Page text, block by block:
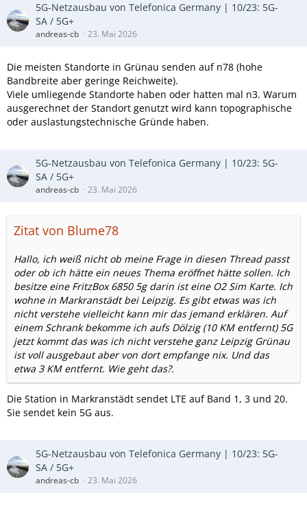
5G-Netzausbau von Telefonica Germany | 10/23: 5G-
SA / 5G+
andreas-cb 23. Mai 2026
Die meisten Standorte in Grünau senden auf n78 (hohe
Bandbreite aber geringe Reichweite).
Viele umliegende Standorte haben oder hatten mal n3. Warum
ausgerechnet der Standort genutzt wird kann topographische
oder auslastungstechnische Gründe haben.
5G-Netzausbau von Telefonica Germany | 10/23: 5G-
SA / 5G+
andreas-cb 23. Mai 2026
Zitat von Blume78
Hallo, ich weiß nicht ob meine Frage in diesen Thread passt
oder ob ich hätte ein neues Thema eröffnet hätte sollen. Ich
besitze eine FritzBox 6850 5g darin ist eine O2 Sim Karte. Ich
wohne in Markranstädt bei Leipzig. Es gibt etwas was ich
nicht verstehe vielleicht kann mir das jemand erklären. Auf
einem Schrank bekomme ich aufs Dölzig (10 KM entfernt) 5G
jetzt kommt das was ich nicht verstehe ganz Leipzig Grünau
ist voll ausgebaut aber von dort empfange nix. Und das
etwa 3 KM entfernt. Wie geht das?.
Die Station in Markranstädt sendet LTE auf Band 1, 3 und 20.
Sie sendet kein 5G aus.
5G-Netzausbau von Telefonica Germany | 10/23: 5G-
SA / 5G+
andreas-cb 23. Mai 2026